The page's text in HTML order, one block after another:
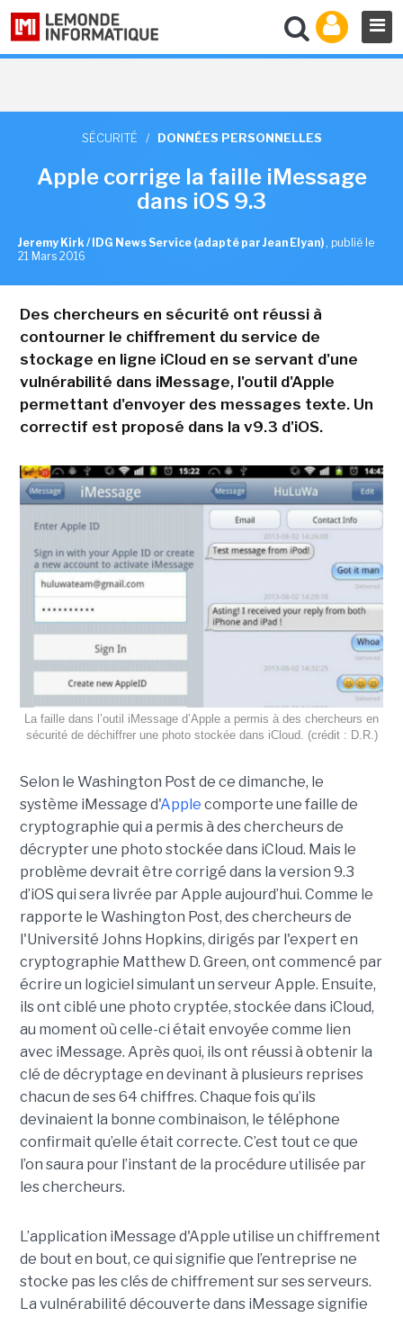
SÉCURITÉ / DONNÉES PERSONNELLES
Apple corrige la faille iMessage
dans iOS 9.3
Jeremy Kirk / IDG News Service (adapté par Jean Elyan) , publié le
21 Mars 2016
Des chercheurs en sécurité ont réussi à
contourner le chiffrement du service de
stockage en ligne iCloud en se servant d'une
vulnérabilité dans iMessage, l'outil d'Apple
permettant d'envoyer des messages texte. Un
correctif est proposé dans la v9.3 d'iOS.
La faille dans l’outil iMessage d’Apple a permis à des chercheurs en
sécurité de déchiffrer une photo stockée dans iCloud. (crédit : D.R.)
Selon le Washington Post de ce dimanche, le
système iMessage d'Apple comporte une faille de
cryptographie qui a permis à des chercheurs de
décrypter une photo stockée dans iCloud. Mais le
problème devrait être corrigé dans la version 9.3
d’iOS qui sera livrée par Apple aujourd’hui. Comme le
rapporte le Washington Post, des chercheurs de
l'Université Johns Hopkins, dirigés par l'expert en
cryptographie Matthew D. Green, ont commencé par
écrire un logiciel simulant un serveur Apple. Ensuite,
ils ont ciblé une photo cryptée, stockée dans iCloud,
au moment où celle-ci était envoyée comme lien
avec iMessage. Après quoi, ils ont réussi à obtenir la
clé de décryptage en devinant à plusieurs reprises
chacun de ses 64 chiffres. Chaque fois qu’ils
devinaient la bonne combinaison, le téléphone
confirmait qu’elle était correcte. C’est tout ce que
l’on saura pour l’instant de la procédure utilisée par
les chercheurs.
L’application iMessage d'Apple utilise un chiffrement
de bout en bout, ce qui signifie que l’entreprise ne
stocke pas les clés de chiffrement sur ses serveurs.
La vulnérabilité découverte dans iMessage signifie